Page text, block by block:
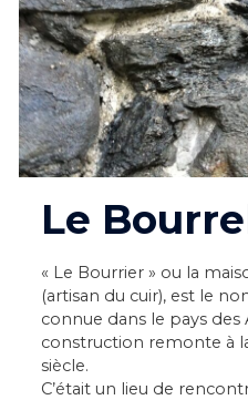
Le
« Le Bourrier » ou la
(artisan du cuir), est le
connue dans le pays des
construction remonte à
siècle.
C’était un lieu de